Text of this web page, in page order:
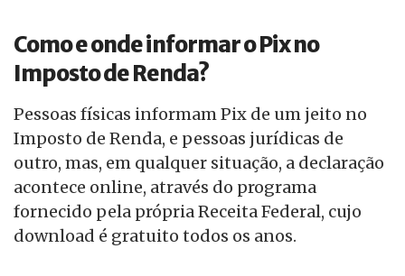
Como e onde informar o Pix no
Imposto de Renda?
Pessoas físicas informam Pix de um jeito no
Imposto de Renda, e pessoas jurídicas de
outro, mas, em qualquer situação, a declaração
acontece online, através do programa
fornecido pela própria Receita Federal, cujo
download é gratuito todos os anos.